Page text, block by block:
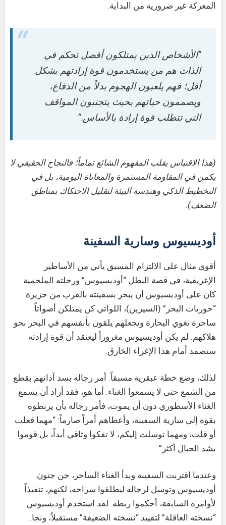
المعركة غير ضرورية من البداية.
“الأشخاص الذين يمتلكون أفضل تحكم في
الذات هم من يستخدمون قوة إرادتهم بشكل
أقل؛ فهم يلعبون الهجوم بدلاً من الدفاع،
ويصممون حياتهم بحيث يتجنبون المواقف
التي تتطلب قوة إرادة بالأساس.”
(هذا الاقتباس يقلب المفهوم الشائع تماماً؛ فالنجاح الحقيقي لا
يكمن في المقاومة المستمرة والمعاناة اليومية، بل في
التخطيط الذكي وهندسة البيئة لتقليل الاحتكاك بمناطق
الضعف).
أوديسيوس وسارية السفينة
أقوى مثال على الالتزام المسبق يأتي من الأساطير
الإغريقية، في قصة البطل “أوديسيوس” ورحلته الملحمية.
كان على أوديسيوس أن يبحر بسفينته بالقرب من جزيرة
“حوريات البحر” (السيرين)، اللواتي كن يمتلكن أصواتاً
ساحرة تغوي البحارة وتجعلهم يلقون بأنفسهم في البحر نحو
هلاكهم. لم يكن أوديسيوس مغروراً ليعتقد أن قوة إرادته
ستصمد أمام هذا الإغراء الخارق.
لذلك، وضع خطة عبقرية مسبقاً. أمر رجاله بسد آذانهم بقطع
من الشمع حتى لا يسمعوا الغناء. أما هو، فقد أراد أن يسمع
الغناء الأسطوري دون أن يموت، فأمر رجاله بأن يربطوه
بقوة إلى سارية السفينة، وأعطاهم أمراً صارماً: “مهما فعلت
أو قلت، ومهما توسلت إليكم، لا تفكوا وثاقي أبداً، بل قوموا
بشد الحبال أكثر”.
وعندما اقتربت السفينة وبدأ الغناء الساحر، جن جنون
أوديسيوس وتوسل لرجاله ليطلقوا سراحه، لكنهم، تنفيذاً
لأوامره السابقة، أحكموا ربطه. لقد استخدم أوديسيوس
“نسخته العاقلة” لتقييد “نسخته الضعيفة” مستقبلاً، ونجا.